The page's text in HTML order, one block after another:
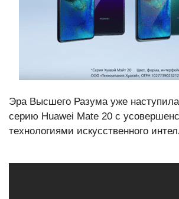
Эра Высшего Разума уже
серию Huawei Mate 20 с
технологиями искусственного